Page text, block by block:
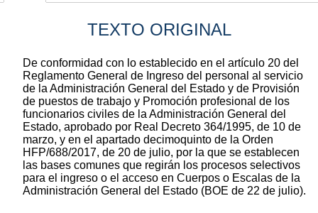
TEXTO ORIGINAL
De conformidad con lo establecido en el artículo 20 del
Reglamento General de Ingreso del personal al servicio
de la Administración General del Estado y de Provisión
de puestos de trabajo y Promoción profesional de los
funcionarios civiles de la Administración General del
Estado, aprobado por Real Decreto 364/1995, de 10 de
marzo, y en el apartado decimoquinto de la Orden
HFP/688/2017, de 20 de julio, por la que se establecen
las bases comunes que regirán los procesos selectivos
para el ingreso o el acceso en Cuerpos o Escalas de la
Administración General del Estado (BOE de 22 de julio).